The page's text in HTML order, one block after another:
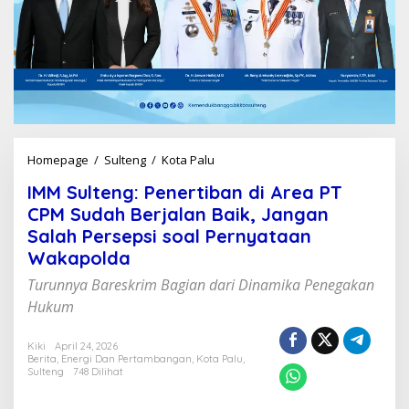
Homepage / Sulteng / Kota Palu
M
S
u
l
n
e
IMM Sulteng: Penertiban di Area PT
CPM Sudah Berjalan Baik, Jangan
Salah Persepsi soal Pernyataan
Wakapolda
Turunnya Bareskrim Bagian dari Dinamika Penegakan
Hukum
Kiki
April 24, 2026
Berita Energi Dan Pertambangan Kota Palu
Sulteng
748 Dilihat